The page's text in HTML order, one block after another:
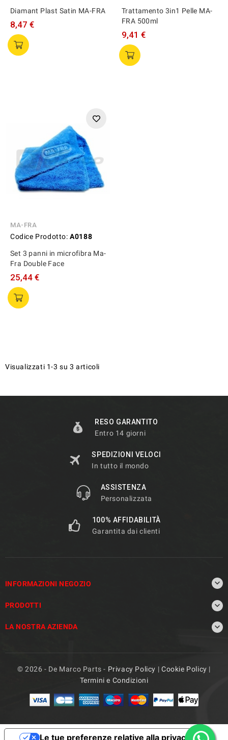
Diamant Plast Satin MA-FRA
8,47 €
Trattamento 3in1 Pelle MA-
FRA 500ml
9,41 €
MA-FRA
Codice Prodotto: A0188
Set 3 panni in microfibra Ma-
Fra Double Face
25,44 €
Visualizzati 1-3 su 3 articoli
RESO GARANTITO
Entro 14 giorni
SPEDIZIONI VELOCI
In tutto il mondo
ASSISTENZA
Personalizzata
100% AFFIDABILITÀ
Garantita dai clienti
INFORMAZIONI NEGOZIO 
PRODOTTI 
LA NOSTRA AZIENDA 
© 2026 - De Marco Parts - Privacy Policy | Cookie Policy |
Termini e Condizioni
Le tue preferenze relative alla privacy